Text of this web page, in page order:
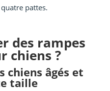
pattes.
des rampes
chiens ?
chiens âgés et
taille